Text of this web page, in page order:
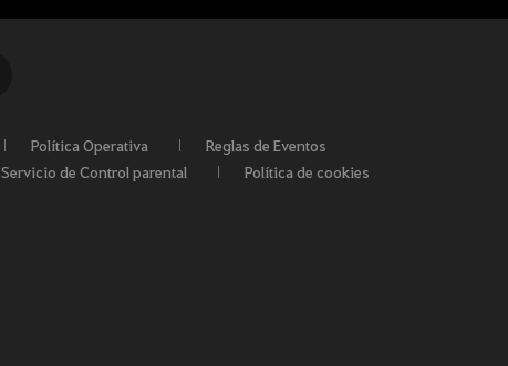
Política Operativa
Reglas de Eventos
Servicio de Control parental
Política de cookies